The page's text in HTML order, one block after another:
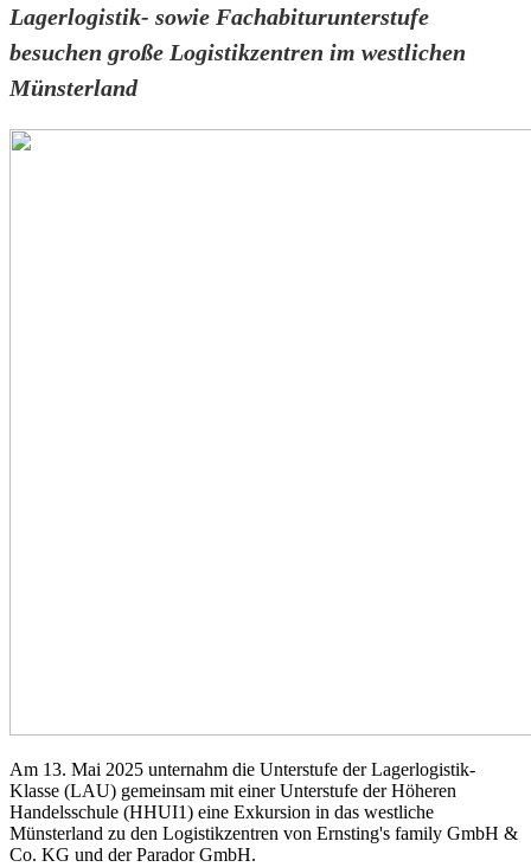
Lagerlogistik- sowie Fachabiturunterstufe
besuchen große Logistikzentren im westlichen
Münsterland
Am 13. Mai 2025 unternahm die Unterstufe der Lagerlogistik-
Klasse (LAU) gemeinsam mit einer Unterstufe der Höheren
Handelsschule (HHUI1) eine Exkursion in das westliche
Münsterland zu den Logistikzentren von Ernsting's family GmbH &
Co. KG und der Parador GmbH.